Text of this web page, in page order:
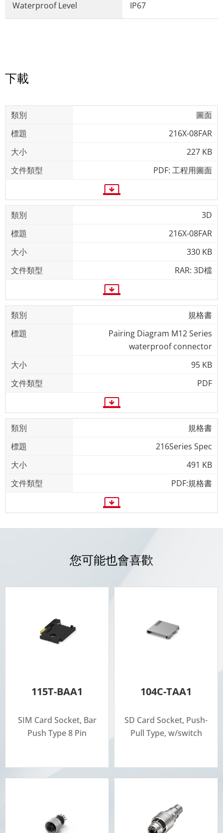
Waterproof Level IP67
下載
圖面
216X-08FAR
227 KB
PDF: 工程用圖面
3D
216X-08FAR
330 KB
RAR: 3D檔
規格書
Pairing Diagram M12 Series
waterproof connector
95 KB
PDF
規格書
216Series Spec
491 KB
PDF:規格書
您可能也會喜歡
115T-BAA1
SIM Card Socket, Bar
Push Type 8 Pin
104C-TAA1
SD Card Socket, Push-
Pull Type, w/switch